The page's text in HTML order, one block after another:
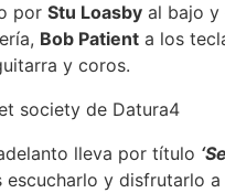
por Stu Loasby al bajo y
Bob Patient a los
y coros.
lleva por título
escucharlo y disfrutarlo